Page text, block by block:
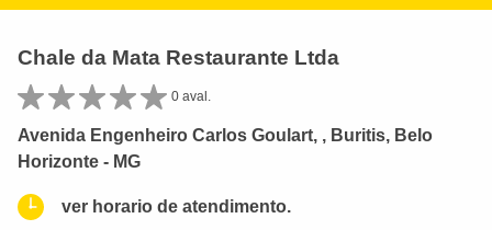
Chale da Mata Restaurante Ltda
0 aval.
Avenida Engenheiro Carlos Goulart, , Buritis, Belo
Horizonte - MG
ver horario de atendimento.